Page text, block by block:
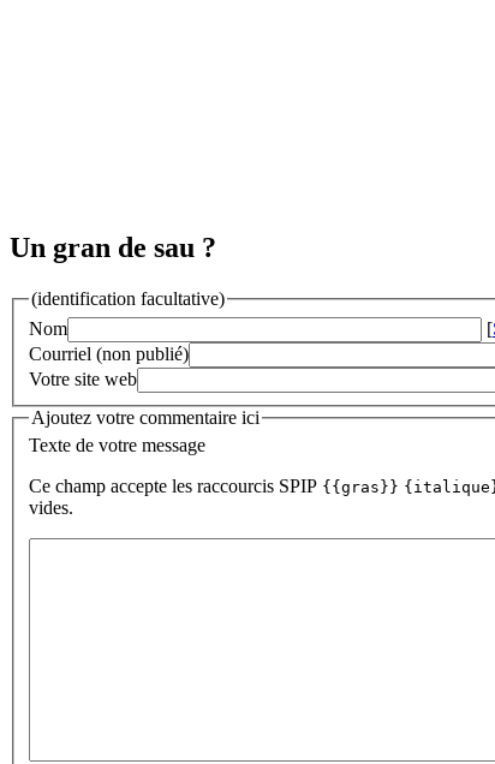
Un gran de sau ?
(identification facultative)
Nom
[
Courriel (non publié)
Votre site web
Ajoutez votre commentaire ici
Texte de votre message
Ce champ accepte les raccourcis SPIP {{gras}}
vides.